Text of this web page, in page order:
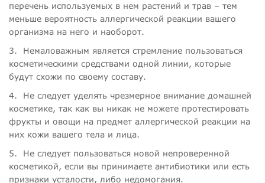
перечень используемых в нем растений и трав – тем
меньше вероятность аллергической реакции вашего
организма на него и наоборот.
3.
Немаловажным является стремление пользоваться
косметическими средствами одной линии, которые
будут схожи по своему составу.
4.
Не следует уделять чрезмерное внимание домашней
косметике, так как вы никак не можете протестировать
фрукты и овощи на предмет аллергической реакции на
них кожи вашего тела и лица.
5.
Не следует пользоваться новой непроверенной
косметикой, если вы принимаете антибиотики или есть
признаки усталости, либо недомогания.